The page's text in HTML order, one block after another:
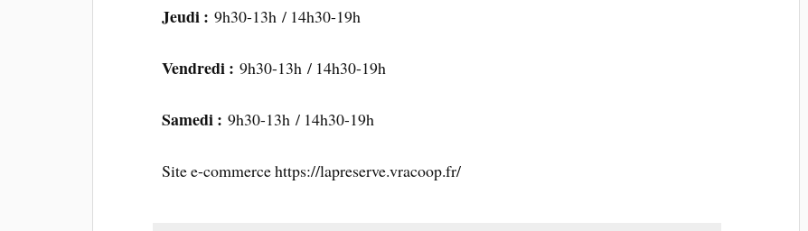
Jeudi : 9h30-13h / 14h30-19h
Vendredi : 9h30-13h / 14h30-19h
Samedi : 9h30-13h / 14h30-19h
Site e-commerce https://lapreserve.vracoop.fr/